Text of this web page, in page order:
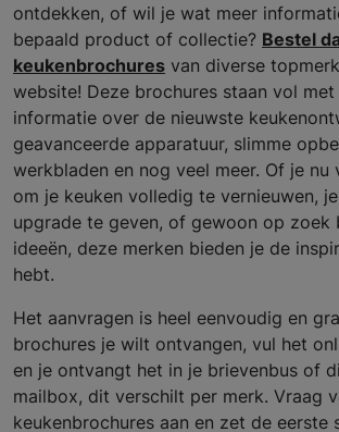
ontdekken, of wil je wat meer
bepaald product of collectie? Bestel
keukenbrochures van diverse
website! Deze brochures staan vol
informatie over de nieuwste
geavanceerde apparatuur, slimme
werkbladen en nog veel meer. Of je nu
om je keuken volledig te vernieuwen,
upgrade te geven, of gewoon op zoek
ideeën, deze merken bieden je de
hebt.
Het aanvragen is heel eenvoudig en
brochures je wilt ontvangen, vul het
en je ontvangt het in je brievenbus of
mailbox, dit verschilt per merk. Vraag
keukenbrochures aan en zet de eerste